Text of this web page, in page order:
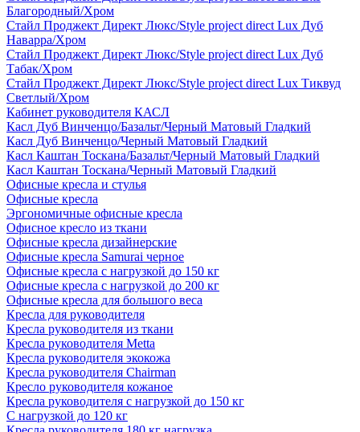
Благородный/Хром
Стайл Проджект Директ Люкс/Style project direct Lux Дуб
Наварра/Хром
Стайл Проджект Директ Люкс/Style project direct Lux Дуб
Табак/Хром
Стайл Проджект Директ Люкс/Style project direct Lux Тиквуд
Светлый/Хром
Кабинет руководителя КАСЛ
Касл Дуб Винченцо/Базальт/Черный Матовый Гладкий
Касл Дуб Винченцо/Черный Матовый Гладкий
Касл Каштан Тоскана/Базальт/Черный Матовый Гладкий
Касл Каштан Тоскана/Черный Матовый Гладкий
Офисные кресла и стулья
Офисные кресла
Эргономичные офисные кресла
Офисное кресло из ткани
Офисные кресла дизайнерские
Офисные кресла Samurai черное
Офисные кресла с нагрузкой до 150 кг
Офисные кресла с нагрузкой до 200 кг
Офисные кресла для большого веса
Кресла для руководителя
Кресла руководителя из ткани
Кресла руководителя Metta
Кресла руководителя экокожа
Кресла руководителя Chairman
Кресло руководителя кожаное
Кресла руководителя с нагрузкой до 150 кг
С нагрузкой до 120 кг